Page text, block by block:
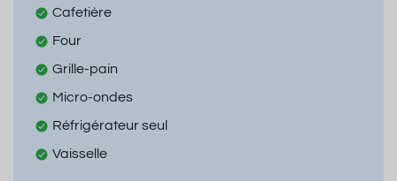
Cafetière
Four
Grille-pain
Micro-ondes
Réfrigérateur seul
Vaisselle